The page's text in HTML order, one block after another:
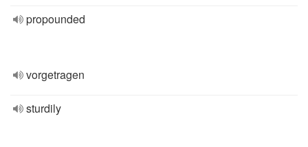
propounded
vorgetragen
sturdily